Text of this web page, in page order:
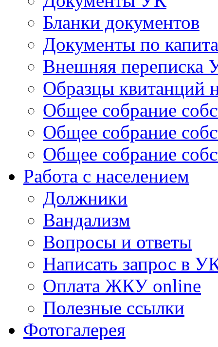
Бланки документов
Документы по
Внешняя переписка
Образцы квитанций
Общее собрание
Общее собрание
Общее собрание
Работа с населением
Должники
Вандализм
Вопросы и ответы
Написать запрос в
Оплата ЖКУ online
Полезные ссылки
Фотогалерея